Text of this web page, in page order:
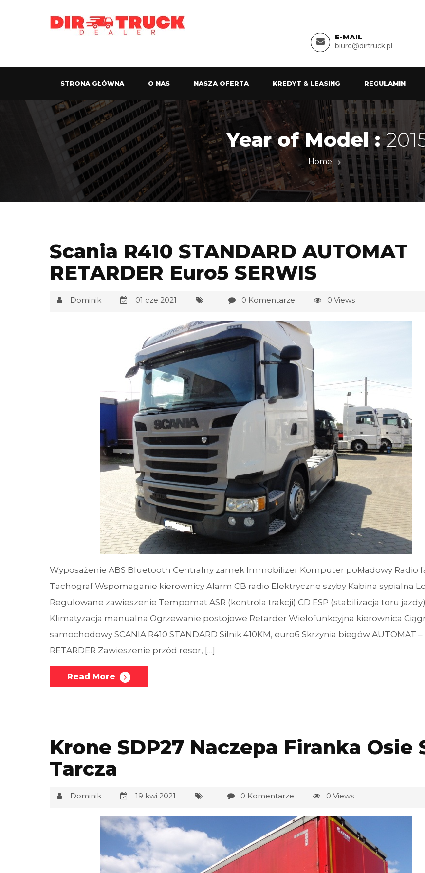
E-MAIL
biuro@dirtruck.pl
STRONA GŁÓWNA O NAS NASZA OFERTA KREDYT & LEASING REGULAMIN
Year of Model :
Home
Scania R410 STANDARD AUTOMAT
RETARDER Euro5 SERWIS
Dominik 01 cze 2021 0 Komentarze 0 Views
Wyposażenie ABS Bluetooth Centralny zamek Immobilizer Komputer pokładowy Radio
Tachograf Wspomaganie kierownicy Alarm CB radio Elektryczne szyby Kabina sypialna
Regulowane zawieszenie Tempomat ASR (kontrola trakcji) CD ESP (stabilizacja toru jazdy)
Klimatyzacja manualna Ogrzewanie postojowe Retarder Wielofunkcyjna kierownica
samochodowy SCANIA R410 STANDARD Silnik 410KM, euro6 Skrzynia biegów AUTOMAT –
RETARDER Zawieszenie przód resor, […]
Read More
Krone SDP27 Naczepa Firanka Osie
Tarcza
Dominik 19 kwi 2021 0 Komentarze 0 Views